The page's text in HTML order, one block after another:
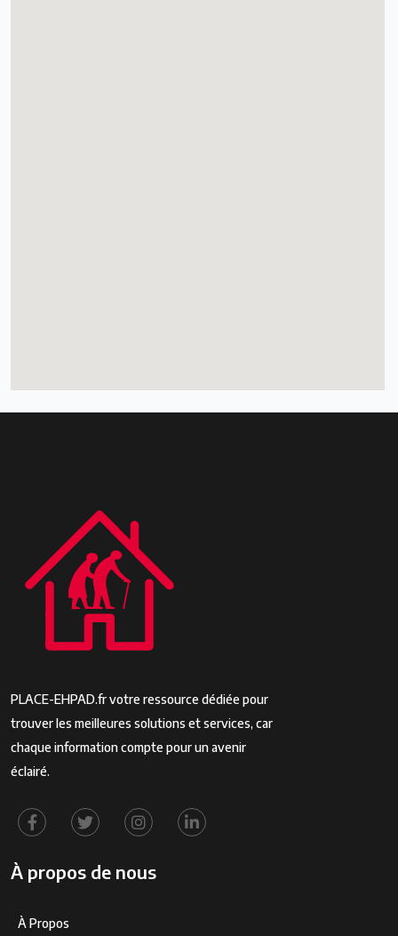
PLACE-EHPAD.fr votre ressource dédiée pour
trouver les meilleures solutions et services, car
chaque information compte pour un avenir
éclairé.
À propos de nous
À Propos